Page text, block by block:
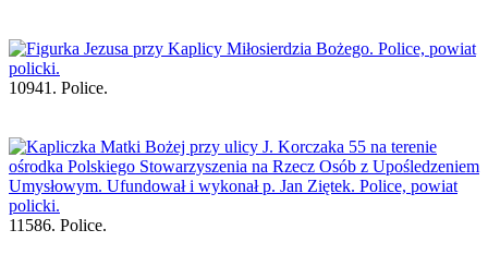
10941. Police.
11586. Police.